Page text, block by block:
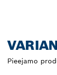
Pieejamo